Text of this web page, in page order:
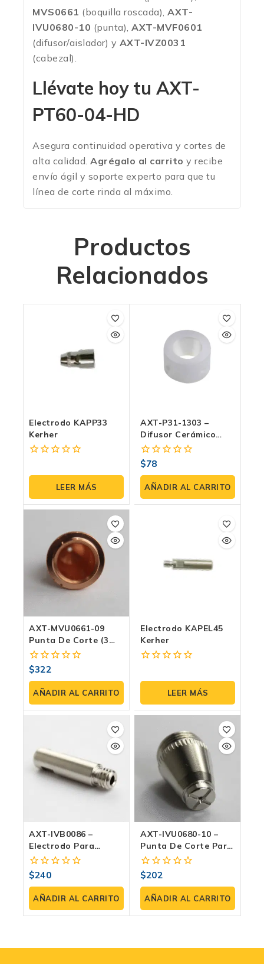
MVS0661 (boquilla roscada), AXT-
IVU0680-10 (punta), AXT-MVF0601
(difusor/aislador) y AXT-IVZ0031
(cabezal).
Llévate hoy tu AXT-
PT60-04-HD
Asegura continuidad operativa y cortes de
alta calidad. Agrégalo al carrito y recibe
envío ágil y soporte experto para que tu
línea de corte rinda al máximo.
Productos
Relacionados
Electrodo KAPP33
Kerher
fuera
5
LEER MÁS
AXT-P31-1303 –
Difusor Cerámico
PT31 (paquete 3
Pzas)
0
fuera
de
5
$78
AÑADIR AL CARRITO
AXT-MVU0661-09
Punta De Corte (3
Pzas) | Para
Antorcha SG-55 –
Profesional
0
fuera
de
5
$322
AÑADIR AL CARRITO
Electrodo KAPEL45
Kerher
fuera
5
LEER MÁS
AXT-IVB0086 –
Electrodo Para
Antorcha IPT40
(paquete 2 Pzas)
0
fuera
de
5
$240
AÑADIR AL CARRITO
AXT-IVU0680-10 –
Punta De Corte Para
Antorcha IPT40
(paquete 2 Pzas)
0
fuera
de
5
$202
AÑADIR AL CARRITO